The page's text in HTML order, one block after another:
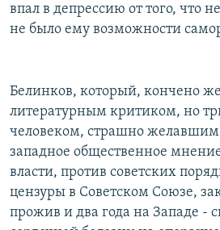
впал в депрессию от того, что
не было ему возможности
Белинков, который, кончено
литературным критиком, но
человеком, страшно желавшим
западное общественное
власти, против советских
цензуры в Советском Союзе,
прожив и два года на Западе -